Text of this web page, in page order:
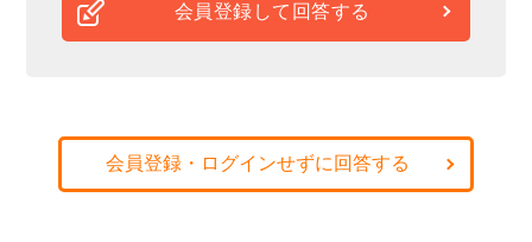
会員登録して回答する
会員登録・ログインせずに回答する